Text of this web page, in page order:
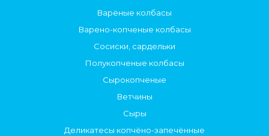
Варёные колбасы
Варено-копченые колбасы
Сосиски, сардельки
Полукопченые колбасы
Сырокопченые
Ветчины
Сыры
Деликатесы копчёно-запечённые